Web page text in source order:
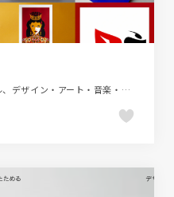
ECサイト、ギャラリー風、シンプル、デザイン・アート・音楽・文芸、ホワイト系、ポップ、ポートフォリオ